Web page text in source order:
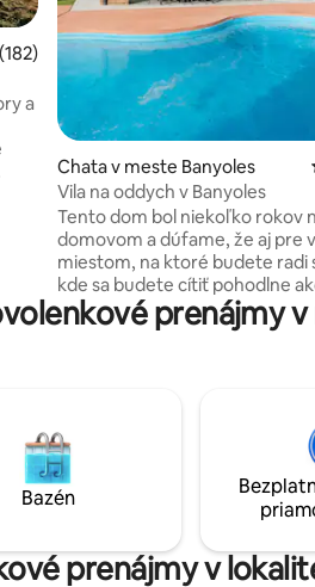
ohodnotenie 4,96 z 5, počet
a
Chata v meste Banyoles
Vila na oddych v Banyoles
Tento dom bol niekoľko rokov
domovom a dúfame, že aj pre
miestom, na ktoré budete radi
kde sa budete cítiť pohodlne
kde si ho užijete. Ide o ideálny dom na
rodinnú dovolenku a oddych,
lokalite len 3 minúty cesty
mesta a jazera, v prírodnom
kde sa môžete venovať športu,
prechádzkam a foteniu
prenájmy
Bazén
prenájmy v